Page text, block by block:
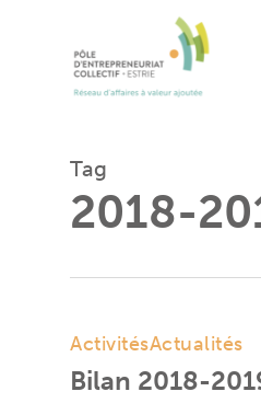
Tag
2018-
ActivitésActualités
Bilan 2018-